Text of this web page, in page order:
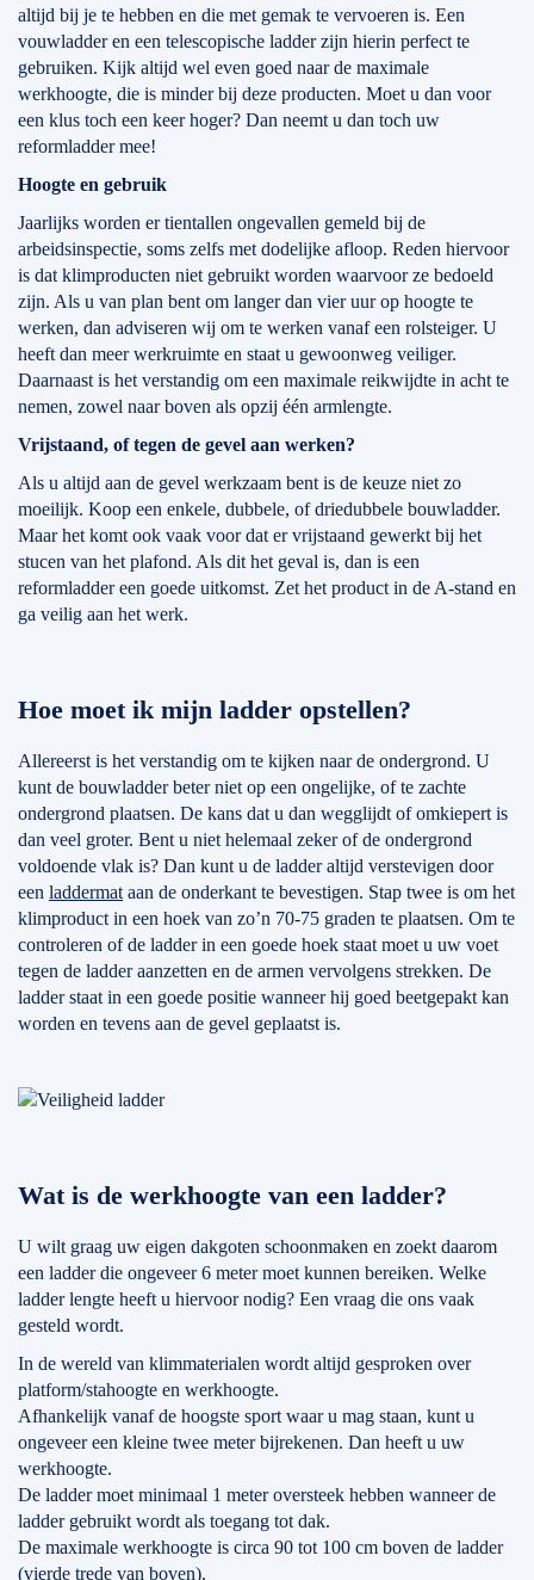
altijd bij je te hebben en die met gemak te vervoeren is. Een
vouwladder en een telescopische ladder zijn hierin perfect te
gebruiken. Kijk altijd wel even goed naar de maximale
werkhoogte, die is minder bij deze producten. Moet u dan voor
een klus toch een keer hoger? Dan neemt u dan toch uw
reformladder mee!
Hoogte en gebruik
Jaarlijks worden er tientallen ongevallen gemeld bij de
arbeidsinspectie, soms zelfs met dodelijke afloop. Reden hiervoor
is dat klimproducten niet gebruikt worden waarvoor ze bedoeld
zijn. Als u van plan bent om langer dan vier uur op hoogte te
werken, dan adviseren wij om te werken vanaf een rolsteiger. U
heeft dan meer werkruimte en staat u gewoonweg veiliger.
Daarnaast is het verstandig om een maximale reikwijdte in acht te
nemen, zowel naar boven als opzij één armlengte.
Vrijstaand, of tegen de gevel aan werken?
Als u altijd aan de gevel werkzaam bent is de keuze niet zo
moeilijk. Koop een enkele, dubbele, of driedubbele bouwladder.
Maar het komt ook vaak voor dat er vrijstaand gewerkt bij het
stucen van het plafond. Als dit het geval is, dan is een
reformladder een goede uitkomst. Zet het product in de A-stand en
ga veilig aan het werk.
Hoe moet ik mijn ladder opstellen?
Allereerst is het verstandig om te kijken naar de ondergrond. U
kunt de bouwladder beter niet op een ongelijke, of te zachte
ondergrond plaatsen. De kans dat u dan wegglijdt of omkiepert is
dan veel groter. Bent u niet helemaal zeker of de ondergrond
voldoende vlak is? Dan kunt u de ladder altijd verstevigen door
een laddermat aan de onderkant te bevestigen. Stap twee is om het
klimproduct in een hoek van zo’n 70-75 graden te plaatsen. Om te
controleren of de ladder in een goede hoek staat moet u uw voet
tegen de ladder aanzetten en de armen vervolgens strekken. De
ladder staat in een goede positie wanneer hij goed beetgepakt kan
worden en tevens aan de gevel geplaatst is.
Wat is de werkhoogte van een ladder?
U wilt graag uw eigen dakgoten schoonmaken en zoekt daarom
een ladder die ongeveer 6 meter moet kunnen bereiken. Welke
ladder lengte heeft u hiervoor nodig? Een vraag die ons vaak
gesteld wordt.
In de wereld van klimmaterialen wordt altijd gesproken over
platform/stahoogte en werkhoogte.
Afhankelijk vanaf de hoogste sport waar u mag staan, kunt u
ongeveer een kleine twee meter bijrekenen. Dan heeft u uw
werkhoogte.
De ladder moet minimaal 1 meter oversteek hebben wanneer de
ladder gebruikt wordt als toegang tot dak.
De maximale werkhoogte is circa 90 tot 100 cm boven de ladder
(vierde trede van boven).